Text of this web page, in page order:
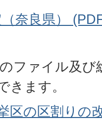
奈良県）
ファイル及び
きます。
区の区割りの